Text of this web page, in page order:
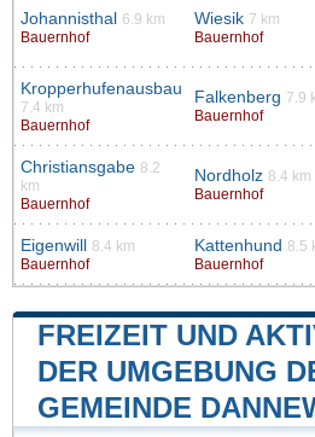
Johannisthal
6.9 km
Bauernhof
Wiesik 7 km
Bauernhof
Kropperhufenausbau
7.4 km
Bauernhof
Falkenberg 7.9
Bauernhof
Christiansgabe 8.2
km
Bauernhof
Nordholz 8.4 km
Bauernhof
Eigenwill
8.4 km
Bauernhof
Kattenhund 8.5
Bauernhof
FREIZEIT UND
DER UMGEBUNG
GEMEINDE